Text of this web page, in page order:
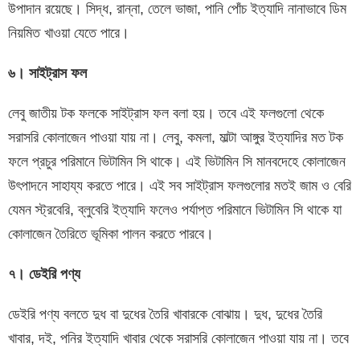
উপাদান রয়েছে। সিদ্ধ, রান্না, তেলে ভাজা, পানি পোঁচ ইত্যাদি নানাভাবে ডিম
নিয়মিত খাওয়া যেতে পারে।
৬। সাইট্রাস ফল
লেবু জাতীয় টক ফলকে সাইট্রাস ফল বলা হয়। তবে এই ফলগুলো থেকে
সরাসরি কোলাজেন পাওয়া যায় না। লেবু, কমলা, মাল্টা আঙ্গুর ইত্যাদির মত টক
ফলে প্রচুর পরিমানে ভিটামিন সি থাকে। এই ভিটামিন সি মানবদেহে কোলাজেন
উৎপাদনে সাহায্য করতে পারে। এই সব সাইট্রাস ফলগুলোর মতই জাম ও বেরি
যেমন স্ট্রবেরি, ব্লুবেরি ইত্যাদি ফলেও পর্যাপ্ত পরিমানে ভিটামিন সি থাকে যা
কোলাজেন তৈরিতে ভূমিকা পালন করতে পারবে।
৭। ডেইরি পণ্য
ডেইরি পণ্য বলতে দুধ বা দুধের তৈরি খাবারকে বোঝায়। দুধ, দুধের তৈরি
খাবার, দই, পনির ইত্যাদি খাবার থেকে সরাসরি কোলাজেন পাওয়া যায় না। তবে